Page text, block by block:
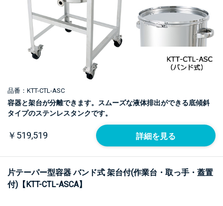
品番：KTT-CTL-ASC
容器と架台が分離できます。スムーズな液体排出ができる底傾斜
タイプのステンレスタンクです。
￥519,519 詳細を見る
片テーパー型容器 バンド式 架台付(作業台・取っ手・蓋置
付)【KTT-CTL-ASCA】